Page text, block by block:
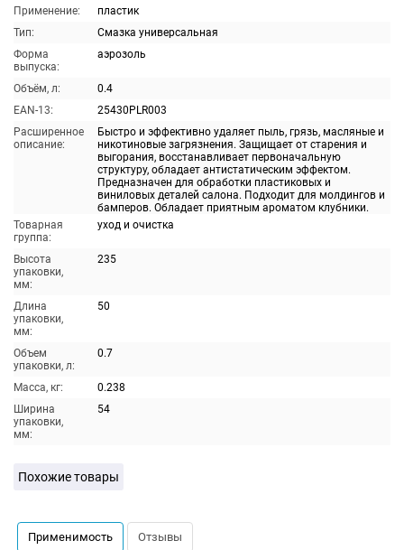
Применение:
пластик
Тип:
Смазка универсальная
Форма
выпуска:
аэрозоль
Объём, л:
0.4
EAN-13:
25430PLR003
Расширенное
описание:
Быстро и эффективно удаляет пыль, грязь, масляные и
никотиновые загрязнения. Защищает от старения и
выгорания, восстанавливает первоначальную
структуру, обладает антистатическим эффектом.
Предназначен для обработки пластиковых и
виниловых деталей салона. Подходит для молдингов и
бамперов. Обладает приятным ароматом клубники.
Товарная
группа:
уход и очистка
Высота
упаковки,
мм:
235
Длина
упаковки,
мм:
50
Объем
упаковки, л:
0.7
Масса, кг:
0.238
Ширина
упаковки,
мм:
54
Похожие товары
Применимость Отзывы